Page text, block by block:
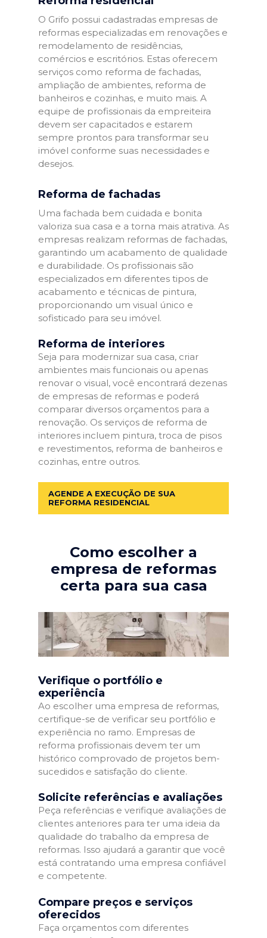
O Grifo possui cadastradas empresas de
reformas especializadas em renovações e
remodelamento de residências,
comércios e escritórios. Estas oferecem
serviços como reforma de fachadas,
ampliação de ambientes, reforma de
banheiros e cozinhas, e muito mais. A
equipe de profissionais da empreiteira
devem ser capacitados e estarem
sempre prontos para transformar seu
imóvel conforme suas necessidades e
desejos.
Reforma de fachadas
Uma fachada bem cuidada e bonita
valoriza sua casa e a torna mais atrativa. As
empresas realizam reformas de fachadas,
garantindo um acabamento de qualidade
e durabilidade. Os profissionais são
especializados em diferentes tipos de
acabamento e técnicas de pintura,
proporcionando um visual único e
sofisticado para seu imóvel.
Reforma de interiores
Seja para modernizar sua casa, criar
ambientes mais funcionais ou apenas
renovar o visual, você encontrará dezenas
de empresas de reformas e poderá
comparar diversos orçamentos para a
renovação. Os serviços de reforma de
interiores incluem pintura, troca de pisos
e revestimentos, reforma de banheiros e
cozinhas, entre outros.
AGENDE A EXECUÇÃO DE SUA
REFORMA RESIDENCIAL
Como escolher a
empresa de reformas
certa para sua casa
Verifique o portfólio e
experiência
Ao escolher uma empresa de reformas,
certifique-se de verificar seu portfólio e
experiência no ramo. Empresas de
reforma profissionais devem ter um
histórico comprovado de projetos bem-
sucedidos e satisfação do cliente.
Solicite referências e avaliações
Peça referências e verifique avaliações de
clientes anteriores para ter uma ideia da
qualidade do trabalho da empresa de
reformas. Isso ajudará a garantir que você
está contratando uma empresa confiável
e competente.
Compare preços e serviços
oferecidos
Faça orçamentos com diferentes